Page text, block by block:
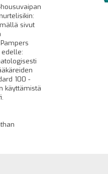
sivut
100 -
käyttämistä